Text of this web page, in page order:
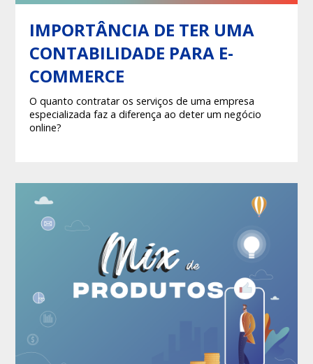
IMPORTÂNCIA DE TER UMA
CONTABILIDADE PARA E-
COMMERCE
O quanto contratar os serviços de uma empresa
especializada faz a diferença ao deter um negócio
online?